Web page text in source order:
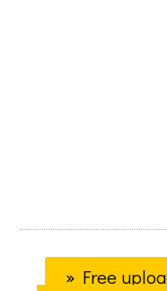
» Free